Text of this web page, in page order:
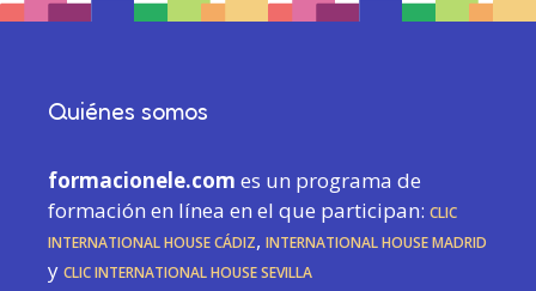
Quiénes somos
formacionele.com es un programa de
formación en línea en el que participan: CLIC
International House Cádiz, International House Madrid
yCLIC International House Sevilla